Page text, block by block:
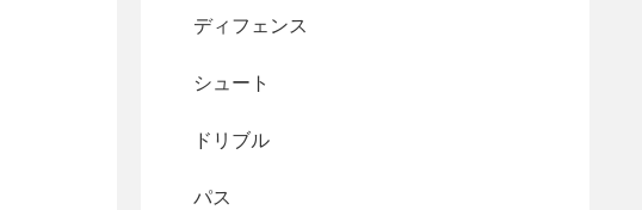
ディフェンス
シュート
ドリブル
パス